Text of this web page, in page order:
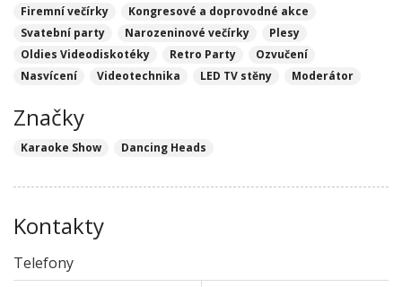
Firemní večírky
Kongresové a doprovodné akce
Svatební party
Narozeninové večírky
Plesy
Oldies Videodiskotéky
Retro Party
Ozvučení
Nasvícení
Videotechnika LED TV stěny Moderátor
Značky
Karaoke Show Dancing Heads
Kontakty
Telefony